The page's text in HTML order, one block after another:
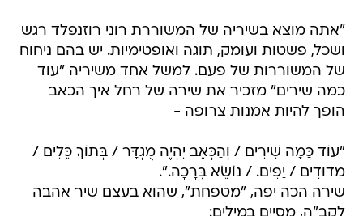
"אתה מוצא בשיריה של המשוררת רוני רוזנפלד רגש
ושכל, פשטות ועומק, תוגה ואופטימיות. יש בהם ניחוח
של המשוררות של פעם. למשל אחד משיריה "עוד
כמה שירים" מזכיר את שירה של רחל איך הכאב
הופך להיות אמנות צרופה -
"עוֹד כַּמָּה שִׁירִים / וְהַכְּאֵב יִהְיֶה מֻגְדָּר / בְּתוֹךְ כֵּלִים /
מְדוּדִים / יָפִים. / נוֹשֵׂא בְּרָכָה.".
שירה הכה יפה, "מטפחת", שהוא בעצם שיר אהבה